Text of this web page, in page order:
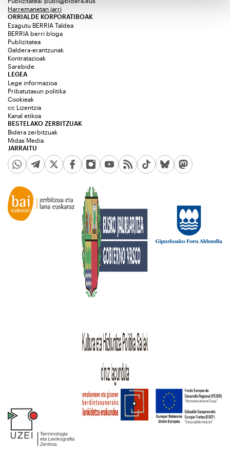
Harremanetan jarri
ORRIALDE KORPORATIBOAK
Ezagutu BERRIA Taldea
BERRIA berri bloga
Publizitatea
Galdera-erantzunak
Kontratazioak
Sarebide
JARRAITU
LEGEA
Lege informazioa
Pribatutasun politika
Cookieak
cc Lizentzia
Kanal etikoa
BESTELAKO ZERBITZUAK
Bidera zerbitzuak
Midas Media